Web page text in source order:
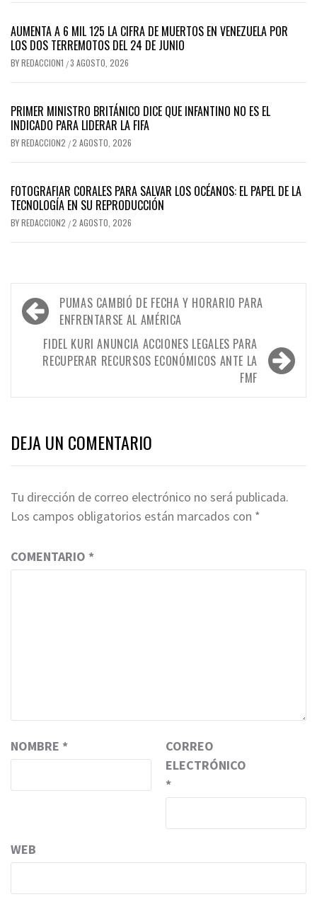
AUMENTA A 6 MIL 125 LA CIFRA DE MUERTOS EN VENEZUELA POR
LOS DOS TERREMOTOS DEL 24 DE JUNIO
BYREDACCION1 /3 AGOSTO, 2026
PRIMER MINISTRO BRITÁNICO DICE QUE INFANTINO NO ES EL
INDICADO PARA LIDERAR LA FIFA
BYREDACCION2 /2 AGOSTO, 2026
FOTOGRAFIAR CORALES PARA SALVAR LOS OCÉANOS: EL PAPEL DE LA
TECNOLOGÍA EN SU REPRODUCCIÓN
BYREDACCION2 /2 AGOSTO, 2026
Navegación
de
entradas
PUMAS CAMBIÓ DE FECHA Y HORARIO PARA
ENFRENTARSE AL AMÉRICA
FIDEL KURI ANUNCIA ACCIONES LEGALES PARA
RECUPERAR RECURSOS ECONÓMICOS ANTE LA
FMF
DEJA UN COMENTARIO
Tu dirección de correo electrónico no será publicada.
Los campos obligatorios están marcados con *
COMENTARIO *
NOMBRE *
CORREO
ELECTRÓNICO
*
WEB